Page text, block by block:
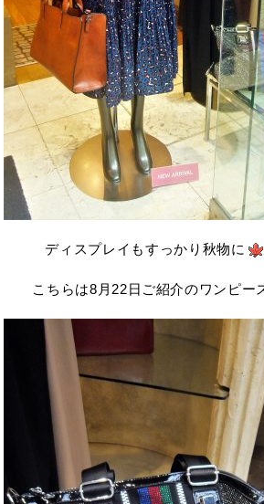
ディスプレイもすっかり秋物に
こちらは8月22日ご紹介のワンピー